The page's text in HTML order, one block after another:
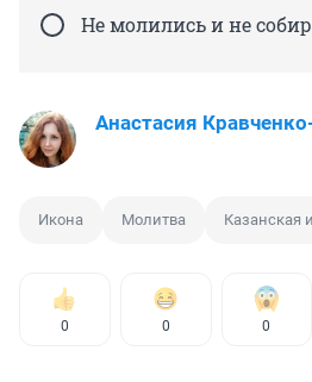
Не молились и не
Анастасия
Икона Молитва Казанская
0 0 0